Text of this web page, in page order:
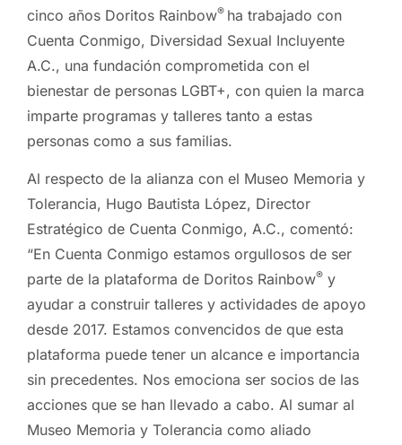
cinco años Doritos Rainbow® ha trabajado con
Cuenta Conmigo, Diversidad Sexual Incluyente
A.C., una fundación comprometida con el
bienestar de personas LGBT+, con quien la marca
imparte programas y talleres tanto a estas
personas como a sus familias.
Al respecto de la alianza con el Museo Memoria y
Tolerancia, Hugo Bautista López, Director
Estratégico de Cuenta Conmigo, A.C., comentó:
“En Cuenta Conmigo estamos orgullosos de ser
parte de la plataforma de Doritos Rainbow® y
ayudar a construir talleres y actividades de apoyo
desde 2017. Estamos convencidos de que esta
plataforma puede tener un alcance e importancia
sin precedentes. Nos emociona ser socios de las
acciones que se han llevado a cabo. Al sumar al
Museo Memoria y Tolerancia como aliado